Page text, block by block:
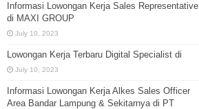
Informasi Lowongan Kerja Sales Representative
di MAXI GROUP
July 10, 2023
Lowongan Kerja Terbaru Digital Specialist di
July 10, 2023
Informasi Lowongan Kerja Alkes Sales Officer
Area Bandar Lampung & Sekitarnya di PT